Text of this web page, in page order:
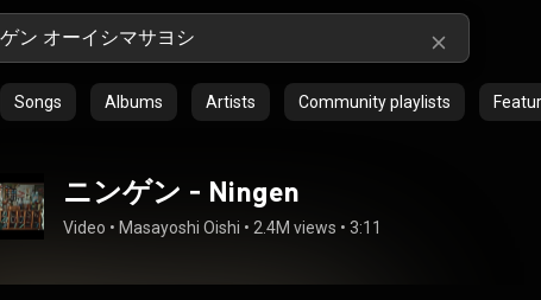
Songs Albums Artists Community playlists
ニンゲン - Ningen
Video • Masayoshi Oishi • 2.4M views • 3:11